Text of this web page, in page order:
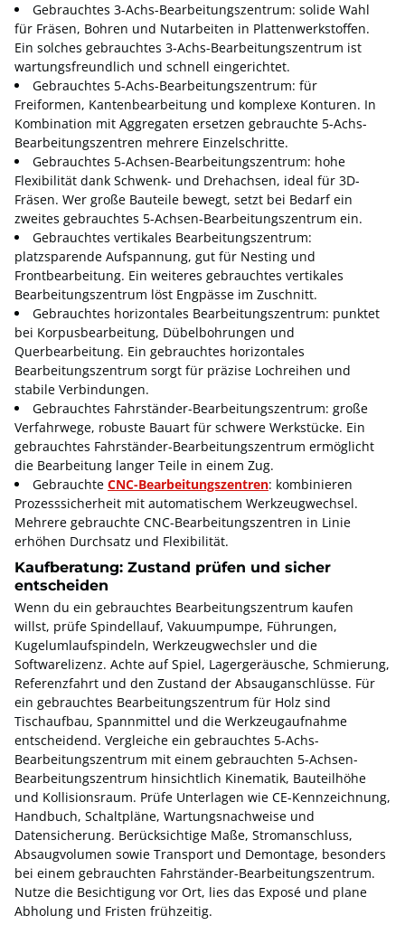
Gebrauchtes 3-Achs-Bearbeitungszentrum: solide Wahl
für Fräsen, Bohren und Nutarbeiten in Plattenwerkstoffen.
Ein solches gebrauchtes 3-Achs-Bearbeitungszentrum ist
wartungsfreundlich und schnell eingerichtet.
Gebrauchtes 5-Achs-Bearbeitungszentrum: für
Freiformen, Kantenbearbeitung und komplexe Konturen. In
Kombination mit Aggregaten ersetzen gebrauchte 5-Achs-
Bearbeitungszentren mehrere Einzelschritte.
Gebrauchtes 5-Achsen-Bearbeitungszentrum: hohe
Flexibilität dank Schwenk- und Drehachsen, ideal für 3D-
Fräsen. Wer große Bauteile bewegt, setzt bei Bedarf ein
zweites gebrauchtes 5-Achsen-Bearbeitungszentrum ein.
Gebrauchtes vertikales Bearbeitungszentrum:
platzsparende Aufspannung, gut für Nesting und
Frontbearbeitung. Ein weiteres gebrauchtes vertikales
Bearbeitungszentrum löst Engpässe im Zuschnitt.
Gebrauchtes horizontales Bearbeitungszentrum: punktet
bei Korpusbearbeitung, Dübelbohrungen und
Querbearbeitung. Ein gebrauchtes horizontales
Bearbeitungszentrum sorgt für präzise Lochreihen und
stabile Verbindungen.
Gebrauchtes Fahrständer-Bearbeitungszentrum: große
Verfahrwege, robuste Bauart für schwere Werkstücke. Ein
gebrauchtes Fahrständer-Bearbeitungszentrum ermöglicht
die Bearbeitung langer Teile in einem Zug.
Gebrauchte CNC-Bearbeitungszentren: kombinieren
Prozesssicherheit mit automatischem Werkzeugwechsel.
Mehrere gebrauchte CNC-Bearbeitungszentren in Linie
erhöhen Durchsatz und Flexibilität.
Kaufberatung: Zustand prüfen und sicher
entscheiden
Wenn du ein gebrauchtes Bearbeitungszentrum kaufen
willst, prüfe Spindellauf, Vakuumpumpe, Führungen,
Kugelumlaufspindeln, Werkzeugwechsler und die
Softwarelizenz. Achte auf Spiel, Lagergeräusche, Schmierung,
Referenzfahrt und den Zustand der Absauganschlüsse. Für
ein gebrauchtes Bearbeitungszentrum für Holz sind
Tischaufbau, Spannmittel und die Werkzeugaufnahme
entscheidend. Vergleiche ein gebrauchtes 5-Achs-
Bearbeitungszentrum mit einem gebrauchten 5-Achsen-
Bearbeitungszentrum hinsichtlich Kinematik, Bauteilhöhe
und Kollisionsraum. Prüfe Unterlagen wie CE-Kennzeichnung,
Handbuch, Schaltpläne, Wartungsnachweise und
Datensicherung. Berücksichtige Maße, Stromanschluss,
Absaugvolumen sowie Transport und Demontage, besonders
bei einem gebrauchten Fahrständer-Bearbeitungszentrum.
Nutze die Besichtigung vor Ort, lies das Exposé und plane
Abholung und Fristen frühzeitig.